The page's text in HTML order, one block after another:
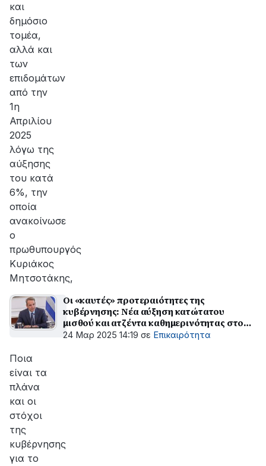
και
δημόσιο
τομέα,
αλλά και
των
επιδομάτων
από την
1η
Απριλίου
2025
λόγω της
αύξησης
του κατά
6%, την
οποία
ανακοίνωσε
ο
πρωθυπουργός
Κυριάκος
Μητσοτάκης,
Οι «καυτές» προτεραιότητες της
κυβέρνησης: Νέα αύξηση κατώτατου
μισθού και ατζέντα καθημερινότητας στο
επίκεντρο
24 Μαρ 2025 14:19 σε Επικαιρότητα
Ποια
είναι τα
πλάνα
και οι
στόχοι
της
κυβέρνησης
για το